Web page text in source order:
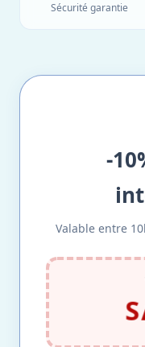
Sécurité garantie
-
Valable entre